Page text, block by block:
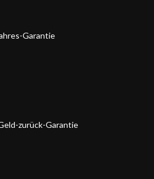
Garantie
zurück-Garantie